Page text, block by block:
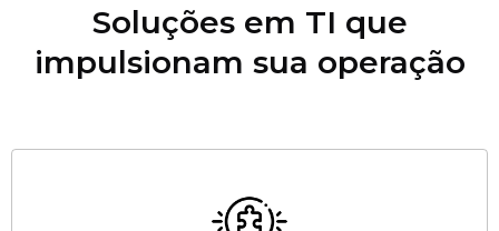
Soluções em TI que
impulsionam sua operação